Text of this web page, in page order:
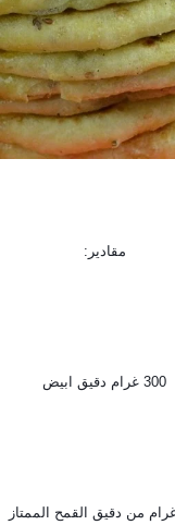
مقادير:
300 غرام دقيق ابيض